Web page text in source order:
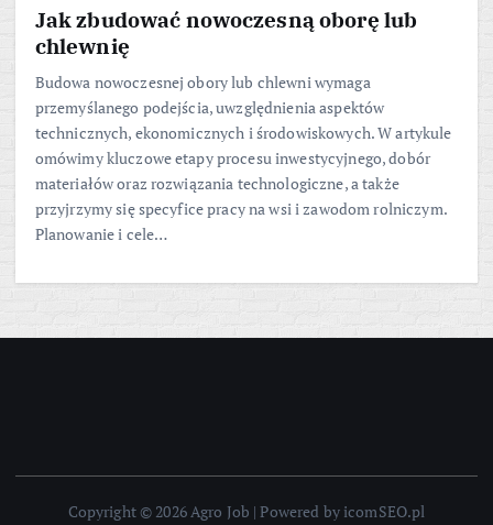
Jak zbudować nowoczesną oborę lub
chlewnię
Budowa nowoczesnej obory lub chlewni wymaga
przemyślanego podejścia, uwzględnienia aspektów
technicznych, ekonomicznych i środowiskowych. W artykule
omówimy kluczowe etapy procesu inwestycyjnego, dobór
materiałów oraz rozwiązania technologiczne, a także
przyjrzymy się specyfice pracy na wsi i zawodom rolniczym.
Planowanie i cele…
Copyright © 2026 Agro Job | Powered by icomSEO.pl